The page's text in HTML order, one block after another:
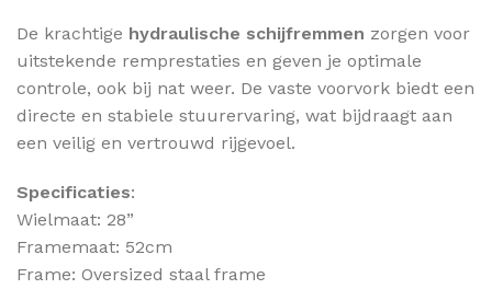
De krachtige hydraulische schijfremmen zorgen voor
uitstekende remprestaties en geven je optimale
controle, ook bij nat weer. De vaste voorvork biedt een
directe en stabiele stuurervaring, wat bijdraagt aan
een veilig en vertrouwd rijgevoel.
Specificaties:
Wielmaat: 28”
Framemaat: 52cm
Frame: Oversized staal frame